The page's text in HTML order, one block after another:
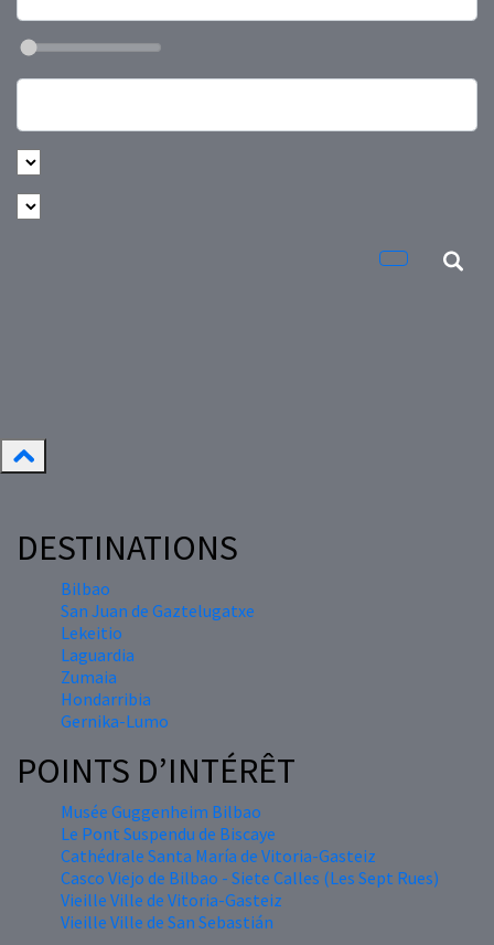
DESTINATIONS
Bilbao
San Juan de Gaztelugatxe
Lekeitio
Laguardia
Zumaia
Hondarribia
Gernika-Lumo
POINTS D’INTÉRÊT
Musée Guggenheim Bilbao
Le Pont Suspendu de Biscaye
Cathédrale Santa María de Vitoria-Gasteiz
Casco Viejo de Bilbao - Siete Calles (Les Sept Rues)
Vieille Ville de Vitoria-Gasteiz
Vieille Ville de San Sebastián